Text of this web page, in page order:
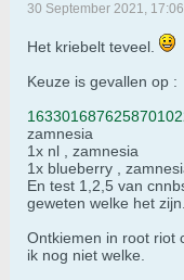
30 September 2021, 17:06
Het kriebelt teveel.
Keuze is gevallen op :
zamnesia
1x nl , zamnesia
1x blueberry ,
En test 1,2,5 van
geweten welke het
Ontkiemen in root riot
ik nog niet welke.